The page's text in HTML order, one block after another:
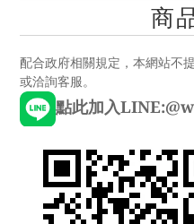
商
配合政府相關規定，本網站不
或洽詢客服。
點此加入